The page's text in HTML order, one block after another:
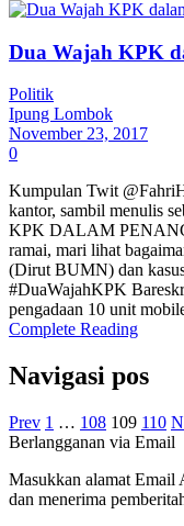
Dua Wajah KPK
Politik
Ipung Lombok
November 23, 2017
0
Kumpulan Twit
kantor, sambil menulis
KPK DALAM
ramai, mari lihat
(Dirut BUMN) dan
#DuaWajahKPK
pengadaan 10 unit
Complete Reading
Navigasi pos
Prev 1 … 108 109 110
Berlangganan via Email
Masukkan alamat Email
dan menerima